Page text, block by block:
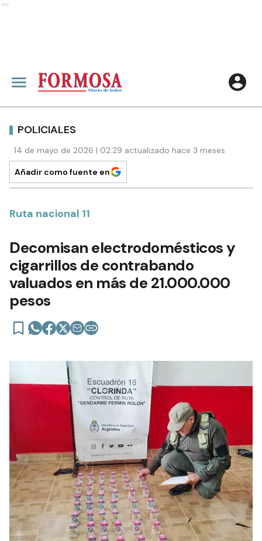
Ads
POLICIALES
14 de mayo de 2026 | 02:29 actualizado hace 3 meses
Añadir como fuente en
Ruta nacional 11
Decomisan electrodomésticos y
cigarrillos de contrabando
valuados en más de 21.000.000
pesos